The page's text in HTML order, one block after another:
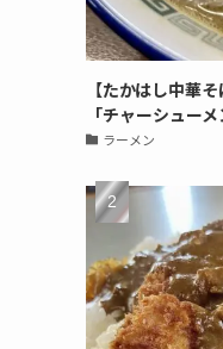
【たかはし中華
「チャーシュー
ラーメン